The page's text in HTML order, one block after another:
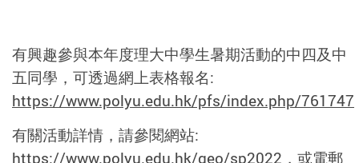
有興趣參與本年度理大中學生暑期活動的中四及中
五同學，可透過網上表格報名:
https://www.polyu.edu.hk/pfs/index.php/761747
有關活動詳情，請參閱網站:
https://www.polyu.edu.hk/geo/sp2022 ，或電郵